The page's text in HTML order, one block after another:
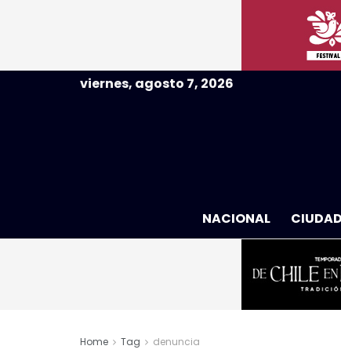
viernes, agosto 7, 2026
NACIONAL CIUDAD
Home Tag denuncia